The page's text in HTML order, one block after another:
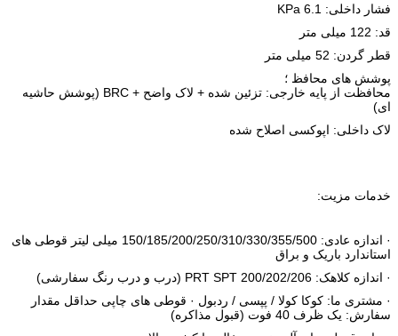
فشار داخلی: 6.1 KPa
قد: 122 میلی متر
قطر گردن: 52 میلی متر
پوشش های محافظ ؛
محافظت از پایه خارجی: تزئین شده + لاک واضح + BRC (پوشش حاشیه
ای)
لاک داخلی: اپوکسی اصلاح شده
خدمات مزیت:
· اندازه عادی: 150/185/200/250/310/330/355/500 میلی لیتر قوطی های
استاندارد باریک و براق
· اندازه کلاهک: PRT SPT 200/202/206 (درب و درب رنگ سفارشی)
· مشتری ما: کوکا کولا / پپسی / ردبول · قوطی های چاپی حداقل مقدار
سفارش: یک ظرف 40 فوت (قبول مذاکره)